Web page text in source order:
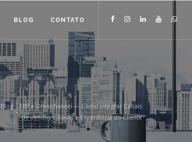
BLOG CONTATO
Blog
ERP e Omnichannel — Como Integrar Canais
de Vendas e Elevar a Experiência do Cliente